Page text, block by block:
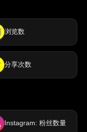
浏览数
分享次数
Instagram: 粉丝数量